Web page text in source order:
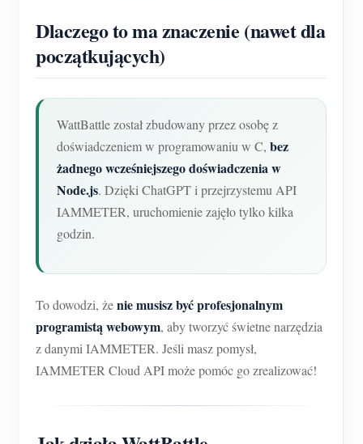
Dlaczego to ma znaczenie (nawet dla
początkujących)
WattBattle został zbudowany przez osobę z
doświadczeniem w programowaniu w C, bez
żadnego wcześniejszego doświadczenia w
Node.js. Dzięki ChatGPT i przejrzystemu API
IAMMETER, uruchomienie zajęło tylko kilka
godzin.
To dowodzi, żenie musisz być profesjonalnym
programistą webowym, aby tworzyć świetne narzędzia
z danymi IAMMETER. Jeśli masz pomysł,
IAMMETER Cloud API może pomóc go zrealizować!